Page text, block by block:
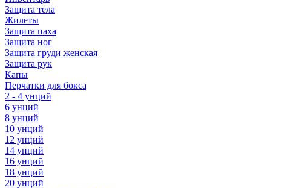
Защита тела
Жилеты
Защита паха
Защита ног
Защита груди женская
Защита рук
Капы
Перчатки для бокса
2 - 4 унций
6 унций
8 унций
10 унций
12 унций
14 унций
16 унций
18 унций
20 унций